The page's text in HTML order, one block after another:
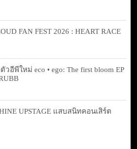
FAN FEST 2026 : HEART RACE
วอีพีใหม่ eco • ego: The first bloom EP
UPSTAGE แสบสนิทคอนเสิร์ต